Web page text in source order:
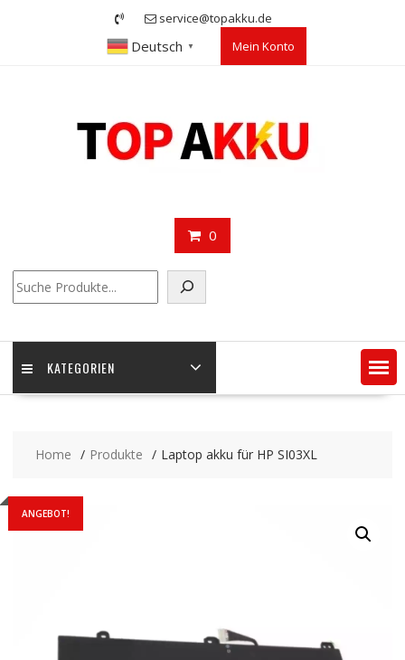
service@topakku.de
Deutsch ▼ Mein Konto
0
KATEGORIEN
Home Produkte Laptop akku für HP SI03XL
ANGEBOT!